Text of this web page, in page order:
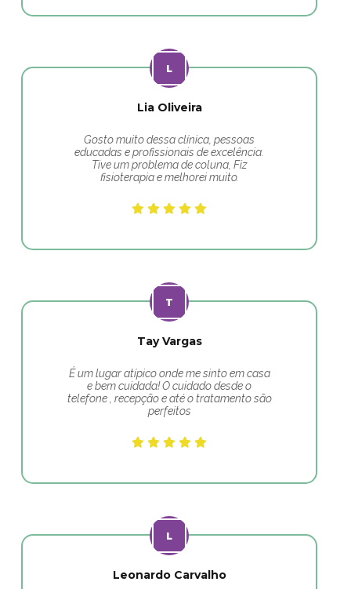
Lia Oliveira
Gosto muito dessa clínica, pessoas
educadas e profissionais de excelência.
Tive um problema de coluna, Fiz
fisioterapia e melhorei muito.
Tay Vargas
É um lugar atípico onde me sinto em casa
e bem cuidada! O cuidado desde o
telefone , recepção e até o tratamento são
perfeitos
Leonardo Carvalho